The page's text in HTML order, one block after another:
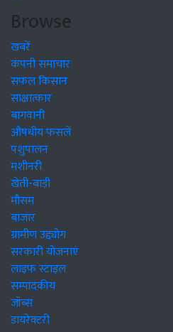
Browse
खबरें
कंपनी समाचार
सफल किसान
साक्षात्कार
बागवानी
औषधीय फसलें
पशुपालन
मशीनरी
खेती-बाड़ी
मौसम
बाजार
ग्रामीण उद्द्योग
सरकारी योजनाएं
लाइफ स्टाइल
सम्पादकीय
जॉब्स
डायरेक्टरी